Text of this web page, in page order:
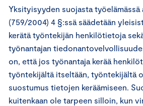
Yksityisyyden suojasta työelämässä
(759/2004) 4 §:ssä säädetään
kerätä työntekijän henkilötietoja
työnantajan
on, että jos työnantaja kerää
työntekijältä itseltään, työntekijältä
suostumus tietojen keräämiseen.
kuitenkaan ole tarpeen silloin, kun